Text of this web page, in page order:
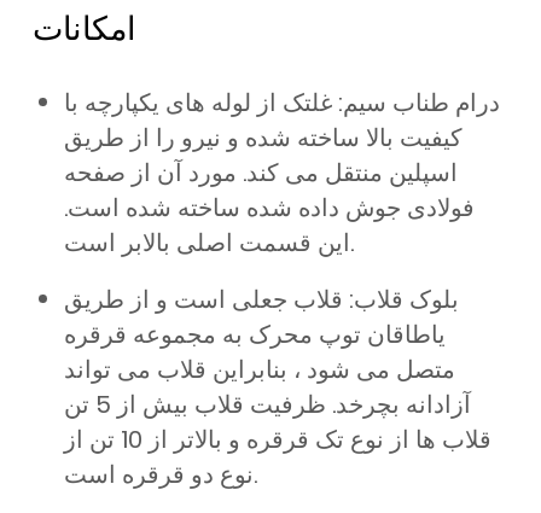
امکانات
درام طناب سیم: غلتک از لوله های یکپارچه با
کیفیت بالا ساخته شده و نیرو را از طریق
اسپلین منتقل می کند. مورد آن از صفحه
فولادی جوش داده شده ساخته شده است.
این قسمت اصلی بالابر است.
بلوک قلاب: قلاب جعلی است و از طریق
یاطاقان توپ محرک به مجموعه قرقره
متصل می شود ، بنابراین قلاب می تواند
آزادانه بچرخد. ظرفیت قلاب بیش از 5 تن
قلاب ها از نوع تک قرقره و بالاتر از 10 تن از
نوع دو قرقره است.